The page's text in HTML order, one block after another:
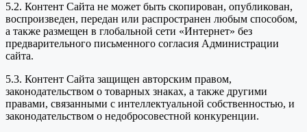
5.2. Контент Сайта не может быть скопирован, опубликован,
воспроизведен, передан или распространен любым способом,
а также размещен в глобальной сети «Интернет» без
предварительного письменного согласия Администрации
сайта.
5.3. Контент Сайта защищен авторским правом,
законодательством о товарных знаках, а также другими
правами, связанными с интеллектуальной собственностью, и
законодательством о недобросовестной конкуренции.